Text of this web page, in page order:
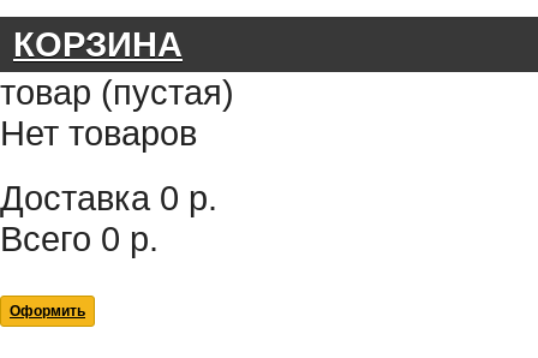
КОРЗИНА
товар (пустая)
Нет товаров
Доставка 0 р.
Всего 0 р.
Оформить